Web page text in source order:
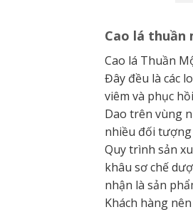
Cao lá thuần
Cao lá Thuần
Đây đều là các
viêm và phục
Dao trên vùng
nhiều đối tượng
Quy trình sản
khâu sơ chế
nhận là sản
Khách hàng